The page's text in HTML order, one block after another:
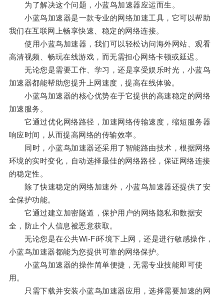
为了解决这个问题，小蓝鸟加速器应运而生。
小蓝鸟加速器是一款专业的网络加速工具，它可以帮助
我们在互联网上畅享快速、稳定的网络连接。
使用小蓝鸟加速器，我们可以轻松访问海外网站、观看
高清视频、畅玩在线游戏，而无需担心网络卡顿或延迟。
无论您是需要工作、学习，还是享受娱乐时光，小蓝鸟
加速器都能帮助您提升上网速度，提高在线体验。
小蓝鸟加速器的核心优势在于它提供的高速稳定的网络
加速服务。
它通过优化网络路径，加速网络传输速度，缩短服务器
响应时间，从而提高网络的传输效率。
同时，小蓝鸟加速器还采用了智能路由技术，根据网络
环境的实时变化，自动选择最佳的网络路径，保证网络连接
的稳定性。
除了快速稳定的网络加速外，小蓝鸟加速器还提供了安
全保护功能。
它通过建立加密隧道，保护用户的网络隐私和数据安
全，防止个人信息被恶意获取。
无论您是在公共Wi-Fi环境下上网，还是进行敏感操作，
小蓝鸟加速器都能为您提供可靠的网络保护。
小蓝鸟加速器的操作简单便捷，无需专业技能即可使
用。
只需下载并安装小蓝鸟加速器应用，选择需要加速的网